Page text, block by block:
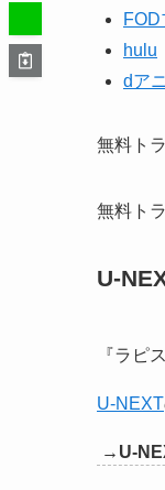
hulu
dア
無料ト
無料ト
U-
『ラピ
U-NEXT
→U-